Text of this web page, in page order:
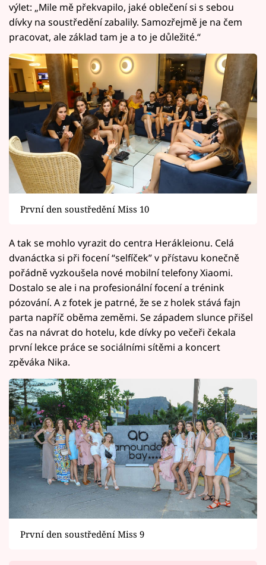
výlet: „Mile mě překvapilo, jaké oblečení si s sebou
dívky na soustředění zabalily. Samozřejmě je na čem
pracovat, ale základ tam je a to je důležité.“
První den soustředění Miss 10
A tak se mohlo vyrazit do centra Herákleionu. Celá
dvanáctka si při focení “selfíček” v přístavu konečně
pořádně vyzkoušela nové mobilní telefony Xiaomi.
Dostalo se ale i na profesionální focení a trénink
pózování. A z fotek je patrné, že se z holek stává fajn
parta napříč oběma zeměmi. Se západem slunce přišel
čas na návrat do hotelu, kde dívky po večeři čekala
první lekce práce se sociálními sítěmi a koncert
zpěváka Nika.
První den soustředění Miss 9